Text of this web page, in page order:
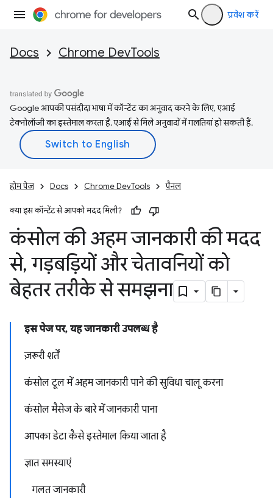
प्रवेश करें
Docs Chrome DevTools
Google आपकी पसंदीदा भाषा में कॉन्टेंट का अनुवाद करने के लिए, एआई
टेक्नोलॉजी का इस्तेमाल करता है. एआई से मिले अनुवादों में गलतियां हो सकती हैं.
होम पेज Docs Chrome DevTools पैनल
क्या इस कॉन्टेंट से आपको मदद मिली?
कंसोल की अहम जानकारी की मदद
से, गड़बड़ियों और चेतावनियों को
बेहतर तरीके से समझना
इस पेज पर, यह जानकारी उपलब्ध है
ज़रूरी शर्तें
कंसोल टूल में अहम जानकारी पाने की सुविधा चालू करना
कंसोल मैसेज के बारे में जानकारी पाना
आपका डेटा कैसे इस्तेमाल किया जाता है
ज्ञात समस्याएं
गलत जानकारी